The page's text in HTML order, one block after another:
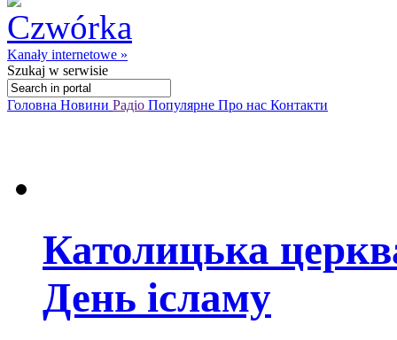
Kanały internetowe »
Szukaj w serwisie
Головна Новини Радіо Популярне Про нас Контакти
Католицька
День ісламу